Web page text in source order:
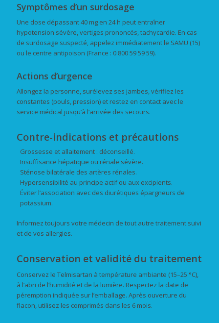
Symptômes d’un surdosage
Une dose dépassant 40 mg en 24 h peut entraîner
hypotension sévère, vertiges prononcés, tachycardie. En cas
de surdosage suspecté, appelez immédiatement le SAMU (15)
ou le centre antipoison (France : 0 800 59 59 59).
Actions d’urgence
Allongez la personne, surélevez ses jambes, vérifiez les
constantes (pouls, pression) et restez en contact avec le
service médical jusqu’à l’arrivée des secours.
Contre-indications et précautions
Grossesse et allaitement : déconseillé.
Insuffisance hépatique ou rénale sévère.
Sténose bilatérale des artères rénales.
Hypersensibilité au principe actif ou aux excipients.
Éviter l’association avec des diurétiques épargneurs de
potassium.
Informez toujours votre médecin de tout autre traitement suivi
et de vos allergies.
Conservation et validité du traitement
Conservez le Telmisartan à température ambiante (15–25 °C),
à l’abri de l’humidité et de la lumière. Respectez la date de
péremption indiquée sur l’emballage. Après ouverture du
flacon, utilisez les comprimés dans les 6 mois.